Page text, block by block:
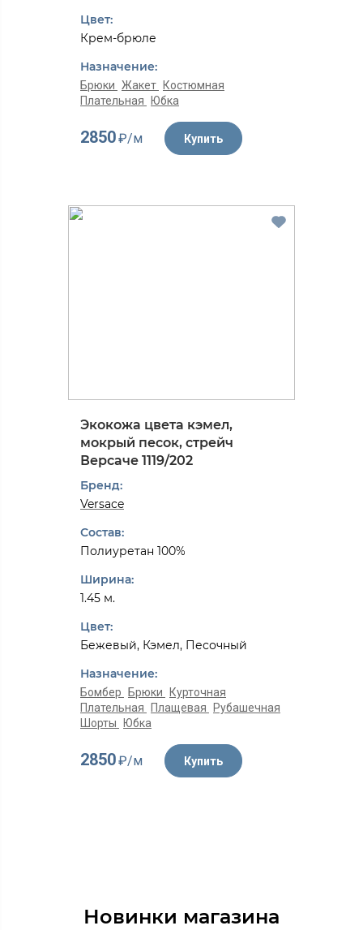
Цвет:
Крем-брюле
Назначение:
Брюки Жакет
Костюмная
Плательная
Юбка
2850₽/м Купить
Экокожа цвета кэмел,
мокрый песок, стрейч
Версаче 1119/202
Бренд:
Versace
Состав:
Полиуретан 100%
Ширина:
1.45 м.
Цвет:
Бежевый, Кэмел, Песочный
Назначение:
Бомбер Брюки
Курточная
Плательная
Плащевая
Рубашечная
Шорты
Юбка
2850₽/м Купить
Новинки магазина